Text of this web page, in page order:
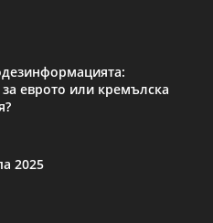
еврото или кремълска
2025